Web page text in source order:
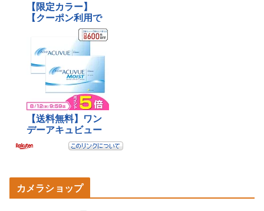
カメラショップ